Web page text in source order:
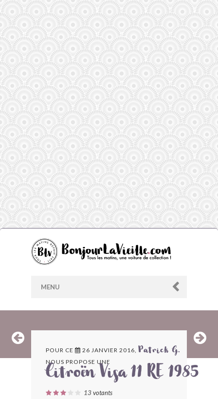
MENU
ARCHIVES
LES CONTRIBUTEURS
POUR CE 26 JANVIER 2016, Patrick G.
NOUS PROPOSE UNE
Citroën Visa 11 RE 1985
13votants